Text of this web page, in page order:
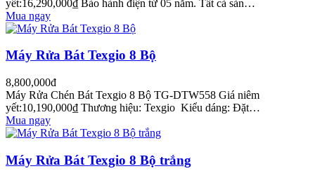
yết:16,290,000₫ Bảo hành điện tử 05 năm. Tất cả sản…
Mua ngay
Máy Rửa Bát Texgio 8 Bộ
8,800,000đ
Máy Rửa Chén Bát Texgio 8 Bộ TG-DTW558 Giá niêm
yết:10,190,000₫ Thương hiệu: Texgio Kiểu dáng: Đặt…
Mua ngay
Máy Rửa Bát Texgio 8 Bộ trắng